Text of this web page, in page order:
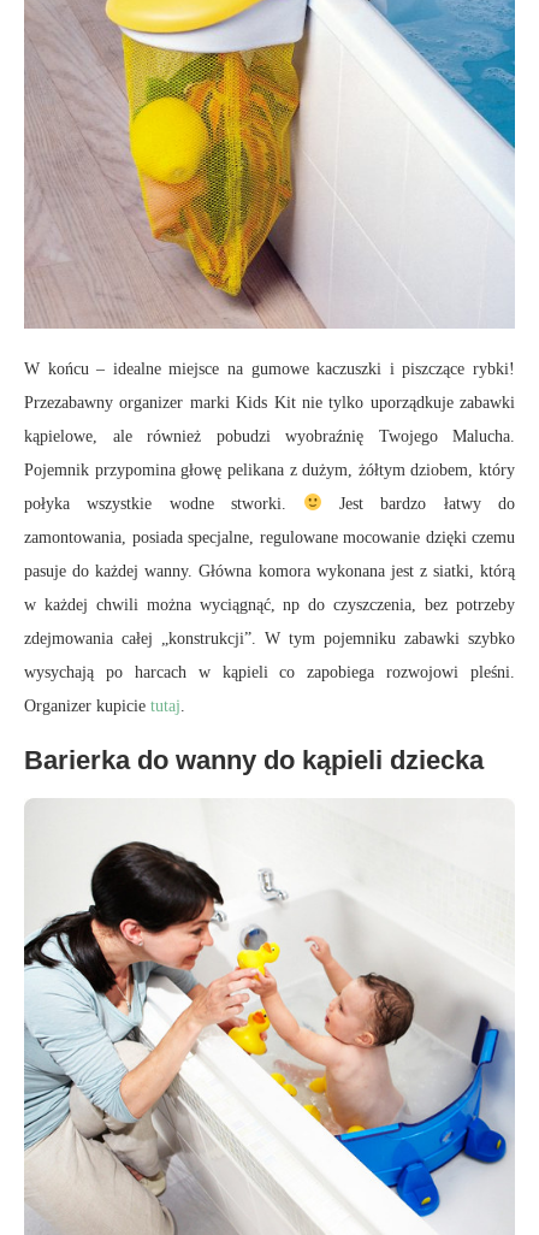
W końcu – idealne miejsce na gumowe kaczuszki i piszczące rybki!
Przezabawny organizer marki Kids Kit nie tylko uporządkuje zabawki
kąpielowe, ale również pobudzi wyobraźnię Twojego Malucha.
Pojemnik przypomina głowę pelikana z dużym, żółtym dziobem, który
połyka wszystkie wodne stworki.
Jest bardzo łatwy do
zamontowania, posiada specjalne, regulowane mocowanie dzięki czemu
pasuje do każdej wanny. Główna komora wykonana jest z siatki, którą
w każdej chwili można wyciągnąć, np do czyszczenia, bez potrzeby
zdejmowania całej „konstrukcji”. W tym pojemniku zabawki szybko
wysychają po harcach w kąpieli co zapobiega rozwojowi pleśni.
Organizer kupicie tutaj
Barierka do wanny do kąpieli dziecka